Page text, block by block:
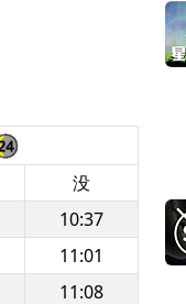
没
10:37
11:01
11:08